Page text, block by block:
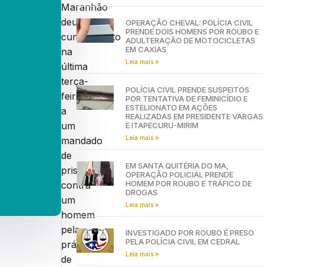
Maranhão
deu
cumprimento
na
última
terça-
feira(18),
a
um
mandado
de
prisão
contra
um
homem
pela
prática
de
OPERAÇÃO CHEVAL: POLÍCIA CIVIL
PRENDE DOIS HOMENS POR ROUBO E
ADULTERAÇÃO DE MOTOCICLETAS
EM CAXIAS
Leia mais »
POLÍCIA CIVIL PRENDE SUSPEITOS
POR TENTATIVA DE FEMINICÍDIO E
ESTELIONATO EM AÇÕES
REALIZADAS EM PRESIDENTE VARGAS
E ITAPECURU-MIRIM
Leia mais »
EM SANTA QUITÉRIA DO MA,
OPERAÇÃO POLICIAL PRENDE
HOMEM POR ROUBO E TRÁFICO DE
DROGAS
Leia mais »
INVESTIGADO POR ROUBO É PRESO
PELA POLÍCIA CIVIL EM CEDRAL
Leia mais »